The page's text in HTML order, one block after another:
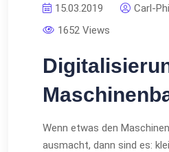
15.03.2019
Carl-
1652 Views
Wenn etwas den
ausmacht, dann sind es: